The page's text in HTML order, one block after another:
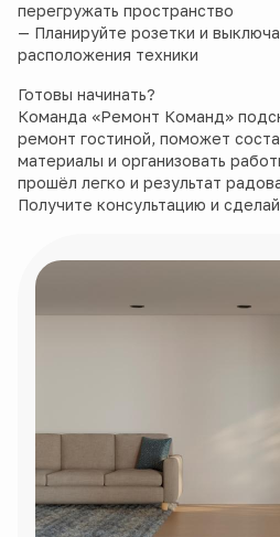
перегружать пространство
— Планируйте розетки и
расположения техники
Готовы начинать?
Команда «Ремонт Команд»
ремонт гостиной, поможет
материалы и организовать
прошёл легко и результат
Получите консультацию и